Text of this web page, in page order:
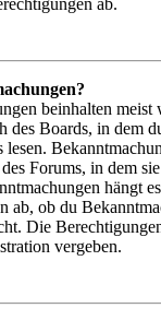
beinhalten
des Boards, in dem
lesen.
Forums, in dem
hängt
ab, ob du
Die
vergeben.